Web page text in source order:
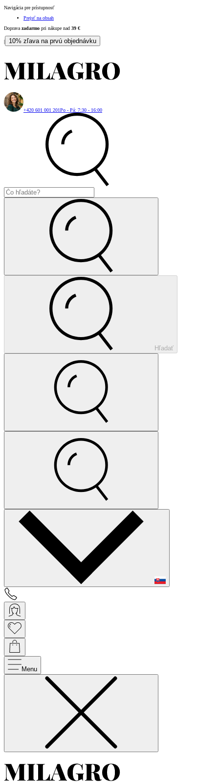
Navigácia pre prístupnosť
Prejsť na obsah
Doprava zadarmo pri nákupe nad 39 €
| 10% zľava na prvú objednávku
+420 601 001 201Po - Pá: 7:30 - 16:00
Hľadať
Menu